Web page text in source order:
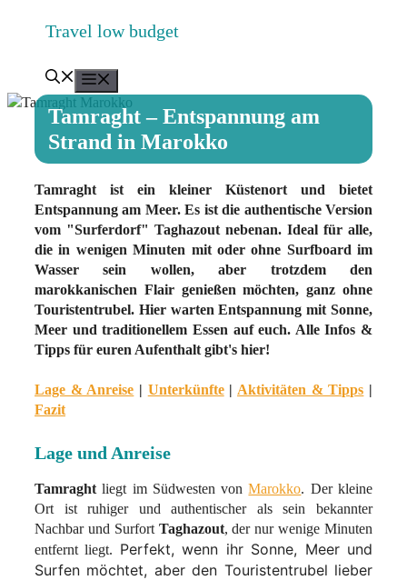
springen
Travel low budget
Tamraght – Entspannung am
Strand in Marokko
Tamraght ist ein kleiner Küstenort und bietet
Entspannung am Meer. Es ist die authentische Version
vom "Surferdorf" Taghazout nebenan. Ideal für alle,
die in wenigen Minuten mit oder ohne Surfboard im
Wasser sein wollen, aber trotzdem den
marokkanischen Flair genießen möchten, ganz ohne
Touristentrubel. Hier warten Entspannung mit Sonne,
Meer und traditionellem Essen auf euch. Alle Infos &
Tipps für euren Aufenthalt gibt's hier!
Lage & Anreise | Unterkünfte| Aktivitäten & Tipps |
Fazit
Lage und Anreise
Tamraght liegt im Südwesten vonMarokko. Der kleine
Ort ist ruhiger und authentischer als sein bekannter
Nachbar und Surfort Taghazout, der nur wenige Minuten
entfernt liegt. Perfekt, wenn ihr Sonne, Meer und
Surfen möchtet, aber den Touristentrubel lieber